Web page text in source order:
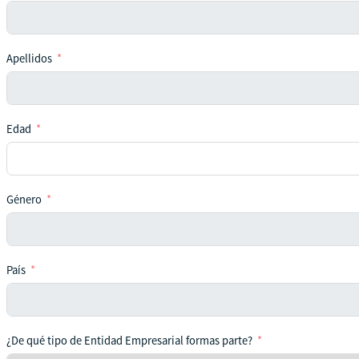
Apellidos
Edad
Género
País
¿De qué tipo de Entidad Empresarial formas parte?